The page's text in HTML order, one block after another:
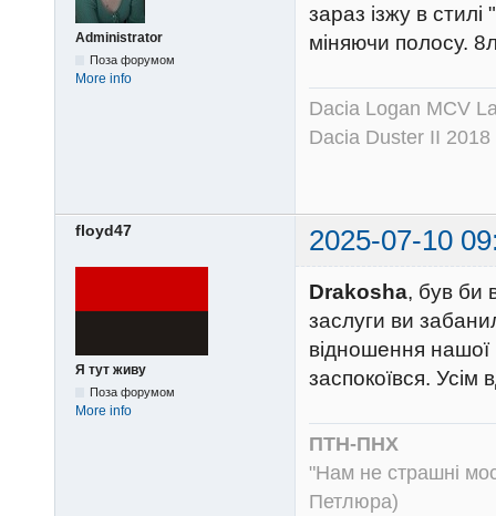
Administrator
Поза форумом
More info
зараз ізжу в
міняючи полосу.
Dacia Logan MCV
Dacia Duster II 2018
floyd47 2025-07-10
Я тут живу
Поза форумом
More info
Drakosha, був би
заслуги ви
відношення нашої
заспокоївся. Усім
ПТН-ПНХ
"Нам не страшні
Петлюра)